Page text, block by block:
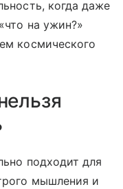
когда даже
на ужин?»
космического
подходит для
мышления и